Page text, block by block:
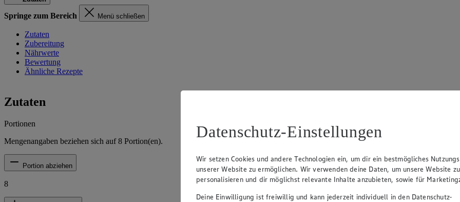
Springe zum Bereich Menü schließen
Zutaten
Zubereitung
Nährwerte
Bewertung
Ähnliche Rezepte
Zutaten
Portionen
Mengenangaben beziehen sich auf8 Portion(en).
Portion abziehen
8
Datenschutz-Einstellungen
Wir setzen Cookies und andere Technologien ein, um dir ein bestmögliches
unserer Website zu ermöglichen. Wir verwenden deine Daten, um unsere Website zu
personalisieren und dir möglichst relevante Inhalte anzubieten, sowie für
Deine Einwilligung ist freiwillig und kann jederzeit individuell in den Datenschutz-